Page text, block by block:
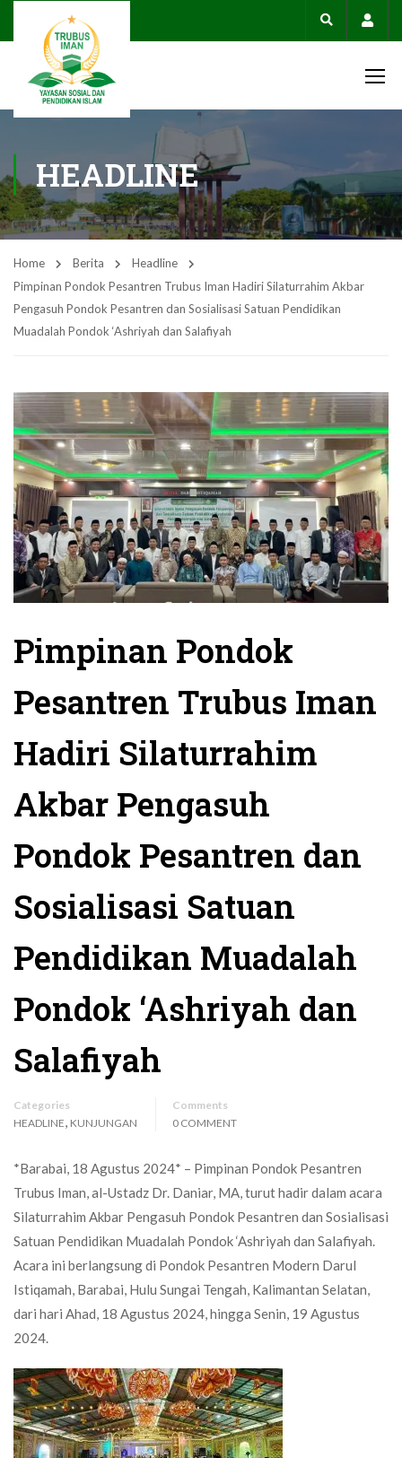
HEADLINE
Home Berita
Headline
Pimpinan Pondok Pesantren Trubus Iman Hadiri Silaturrahim Akbar
Pengasuh Pondok Pesantren dan Sosialisasi Satuan Pendidikan
Muadalah Pondok ‘Ashriyah dan Salafiyah
Pimpinan Pondok
Pesantren Trubus Iman
Hadiri Silaturrahim
Akbar Pengasuh
Pondok Pesantren dan
Sosialisasi Satuan
Pendidikan Muadalah
Pondok ‘Ashriyah dan
Salafiyah
Categories
HEADLINE, KUNJUNGAN
Comments
0 COMMENT
*Barabai, 18 Agustus 2024* – Pimpinan Pondok Pesantren
Trubus Iman, al-Ustadz Dr. Daniar, MA, turut hadir dalam acara
Silaturrahim Akbar Pengasuh Pondok Pesantren dan Sosialisasi
Satuan Pendidikan Muadalah Pondok ‘Ashriyah dan Salafiyah.
Acara ini berlangsung di Pondok Pesantren Modern Darul
Istiqamah, Barabai, Hulu Sungai Tengah, Kalimantan Selatan,
dari hari Ahad, 18 Agustus 2024, hingga Senin, 19 Agustus
2024.